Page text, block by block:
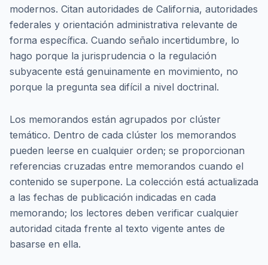
modernos. Citan autoridades de California, autoridades
federales y orientación administrativa relevante de
forma específica. Cuando señalo incertidumbre, lo
hago porque la jurisprudencia o la regulación
subyacente está genuinamente en movimiento, no
porque la pregunta sea difícil a nivel doctrinal.
Los memorandos están agrupados por clúster
temático. Dentro de cada clúster los memorandos
pueden leerse en cualquier orden; se proporcionan
referencias cruzadas entre memorandos cuando el
contenido se superpone. La colección está actualizada
a las fechas de publicación indicadas en cada
memorando; los lectores deben verificar cualquier
autoridad citada frente al texto vigente antes de
basarse en ella.